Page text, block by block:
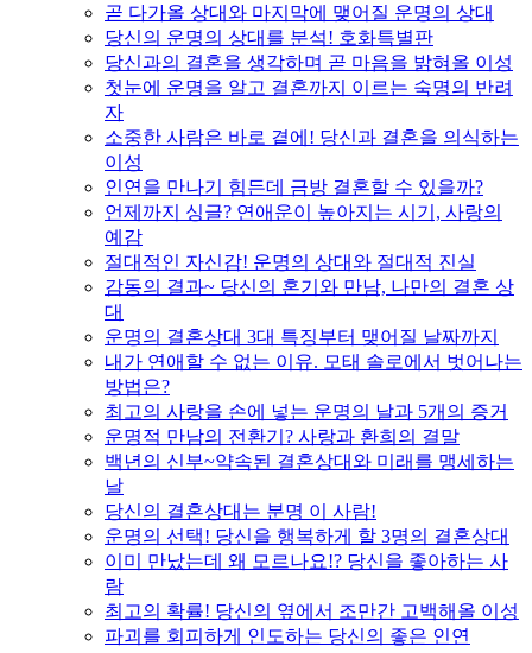
곧 다가올 상대와 마지막에 맺어질 운명의 상대
당신의 운명의 상대를 분석! 호화특별판
당신과의 결혼을 생각하며 곧 마음을 밝혀올 이성
첫눈에 운명을 알고 결혼까지 이르는 숙명의 반려
자
소중한 사람은 바로 곁에! 당신과 결혼을 의식하는
이성
인연을 만나기 힘든데 금방 결혼할 수 있을까?
언제까지 싱글? 연애운이 높아지는 시기, 사랑의
예감
절대적인 자신감! 운명의 상대와 절대적 진실
감동의 결과~ 당신의 혼기와 만남, 나만의 결혼 상
대
운명의 결혼상대 3대 특징부터 맺어질 날짜까지
내가 연애할 수 없는 이유. 모태 솔로에서 벗어나는
방법은?
최고의 사랑을 손에 넣는 운명의 날과 5개의 증거
운명적 만남의 전환기? 사랑과 환희의 결말
백년의 신부~약속된 결혼상대와 미래를 맹세하는
날
당신의 결혼상대는 분명 이 사람!
운명의 선택! 당신을 행복하게 할 3명의 결혼상대
이미 만났는데 왜 모르나요!? 당신을 좋아하는 사
람
최고의 확률! 당신의 옆에서 조만간 고백해올 이성
파괴를 회피하게 인도하는 당신의 좋은 인연